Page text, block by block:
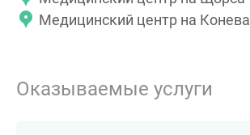
Медицинский центр на Конева
Оказываемые услуги